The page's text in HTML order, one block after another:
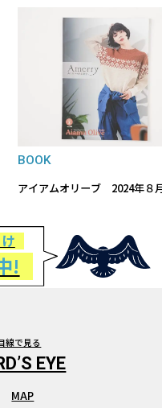
BOOK
アイアムオリーブ 2024年８
!
線で見る
MAP